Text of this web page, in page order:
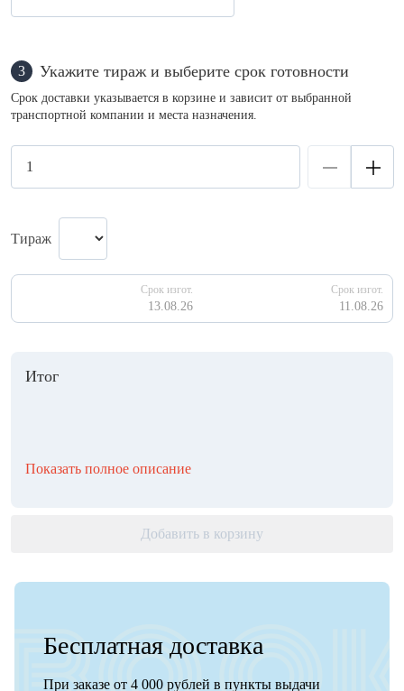
3 Укажите тираж и выберите срок готовности
Срок доставки указывается в корзине и зависит от выбранной
транспортной компании и места назначения.
Тираж
Срок изгот.
13.08.26
Срок изгот.
11.08.26
Итог
Показать полное описание
Добавить в корзину
Бесплатная доставка
При заказе от 4 000 рублей в пункты выдачи